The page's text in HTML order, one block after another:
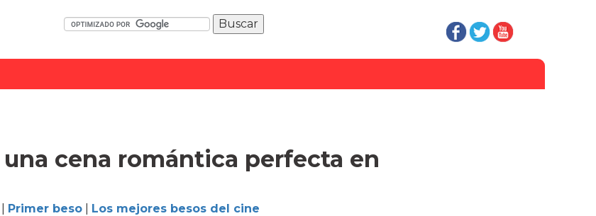
cena romántica perfecta en
Primer beso Los mejores besos del cine